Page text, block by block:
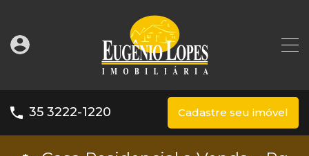
35 3222-1220 Cadastre seu imóvel